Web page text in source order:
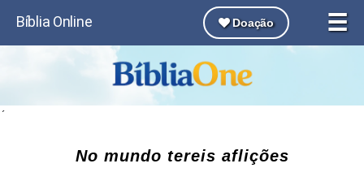
☰
Bíblia Online Doação
´
No mundo tereis aflições